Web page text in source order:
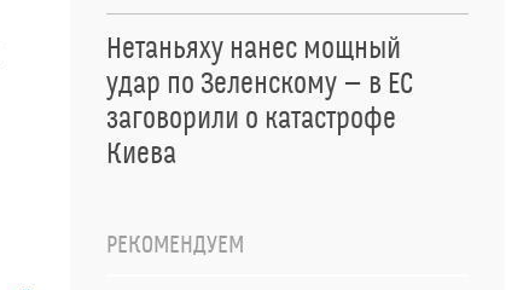
Нетаньяху нанес мощный
удар по Зеленскому — в ЕС
заговорили о катастрофе
Киева
РЕКОМЕНДУЕМ